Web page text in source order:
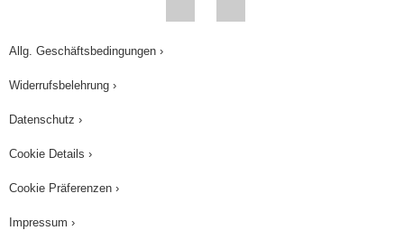
Allg. Geschäftsbedingungen ›
Widerrufsbelehrung ›
Datenschutz ›
Cookie Details ›
Cookie Präferenzen ›
Impressum ›